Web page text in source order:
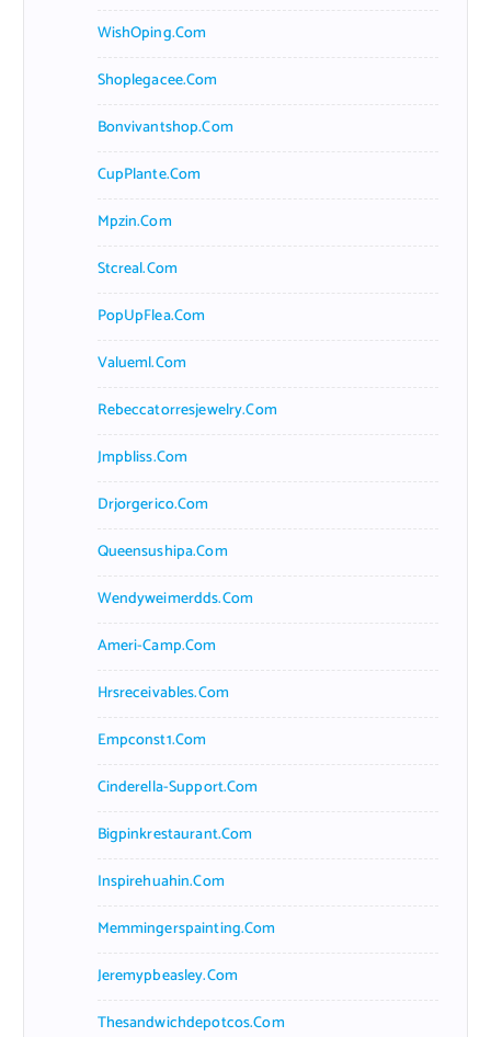
WishOping.com
Shoplegacee.com
Bonvivantshop.com
CupPlante.com
Mpzin.com
Stcreal.com
PopUpFlea.com
Valueml.com
Rebeccatorresjewelry.com
Jmpbliss.com
Drjorgerico.com
Queensushipa.com
Wendyweimerdds.com
Ameri-Camp.com
Hrsreceivables.com
Empconst1.com
Cinderella-Support.com
Bigpinkrestaurant.com
Inspirehuahin.com
Memmingerspainting.com
Jeremypbeasley.com
Thesandwichdepotcos.com